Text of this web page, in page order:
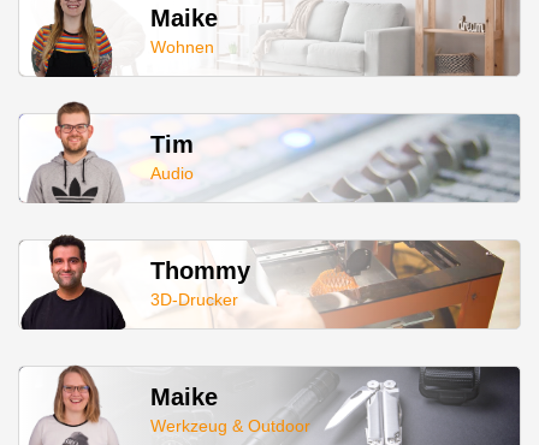
Maike
Wohnen
Tim
Audio
Thommy
3D-Drucker
Maike
Werkzeug & Outdoor